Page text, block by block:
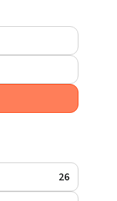
26